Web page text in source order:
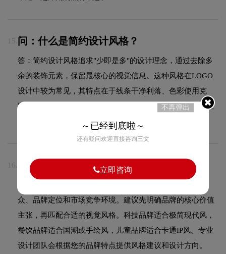
15. 问：什么是简约设计风格？
答：简约设计风格追求"少即是多"的设计理念，通过去除多
余的装饰元素，保留最核心的视觉信息。这种风格在LOGO
设计中较为常见，其特点在于线条干净利落、色彩使用克
制，使品牌标志在各种应用场景下都能保持良好的可识别性
16. 问：如何选择适合自己的LOGO设计风格？
众、品牌定位和市场竞争环境。建议先明确品牌的核心价值
主张，再匹配合适的视觉风格。科技品牌适合极简现代风，
餐饮品牌适合国潮或手绘风，儿童品牌适合卡通IP风。专业
设计团队会根据您的品牌特点提供风格建议和设计方向。
不再弹出
～已经到底啦～
还有疑问欢迎直接咨询三文
立即咨询